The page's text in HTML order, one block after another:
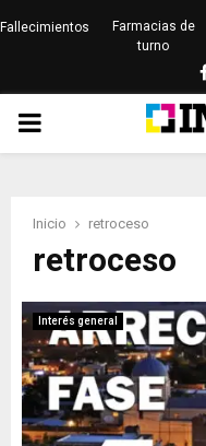
Fallecimientos
Farmacias de
turno
PRIMARY
Inicio retroceso
retroceso
Interés general